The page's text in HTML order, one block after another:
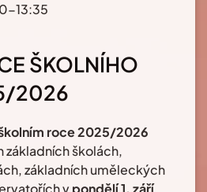
13:35
ŠKOLNÍHO
2026
roce 2025/2026
základních školách,
základních uměleckých
vpondělí 1. září